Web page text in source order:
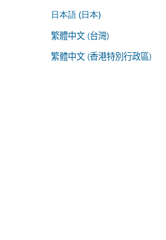
日本語 (日本)
繁體中文 (台灣)
繁體中文 (香港特別行政區)